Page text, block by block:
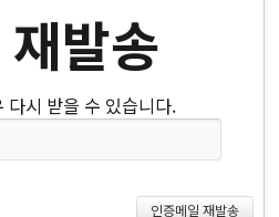
발송
다시 받을 수 있습니다.